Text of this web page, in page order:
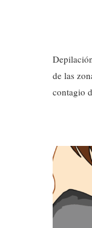
de las
contagio